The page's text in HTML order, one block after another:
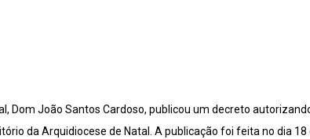
Dom João Santos Cardoso, publicou um decreto
da Arquidiocese de Natal. A publicação foi feita no dia